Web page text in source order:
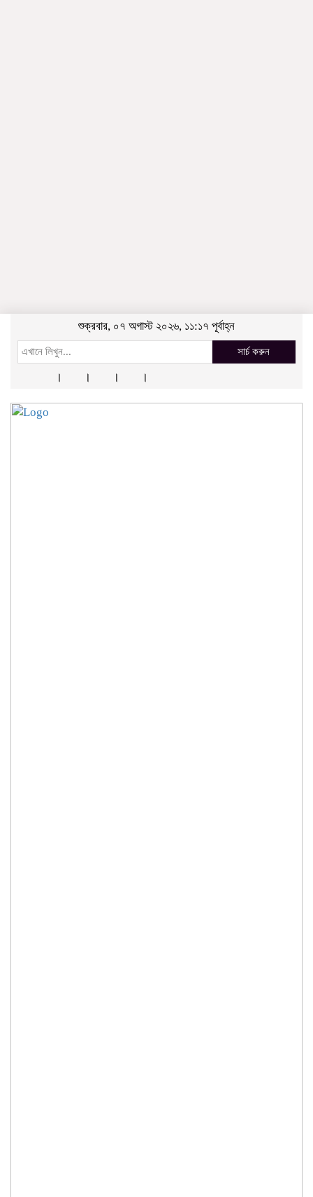
শুক্রবার, ০৭ অগাস্ট ২০২৬, ১১:১৭ পূর্বাহ্ন
সার্চ করুন